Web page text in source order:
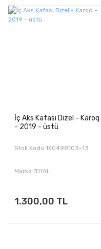
İç Aks Kafası Dizel - Karoq
- 2019 - üstü
Stok Kodu:1K0498103-13
Marka:İTHAL
1.300,00 TL